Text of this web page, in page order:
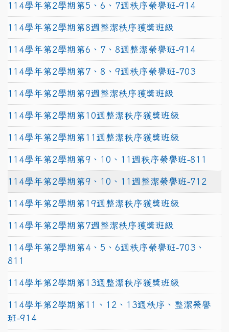
114學年第2學期第5、6、7週秩序榮譽班-914
114學年第2學期第8週整潔秩序獲獎班級
114學年第2學期第6、7、8週整潔榮譽班-914
114學年第2學期第7、8、9週秩序榮譽班-703
114學年第2學期第9週整潔秩序獲獎班級
114學年第2學期第10週整潔秩序獲獎班級
114學年第2學期第11週整潔秩序獲獎班級
114學年第2學期第9、10、11週秩序榮譽班-811
114學年第2學期第9、10、11週整潔榮譽班-712
114學年第2學期第19週整潔秩序獲獎班級
114學年第2學期第7週整潔秩序獲獎班級
114學年第2學期第4、5、6週秩序榮譽班-703、
811
114學年第2學期第13週整潔秩序獲獎班級
114學年第2學期第11、12、13週秩序、整潔榮譽
班-914